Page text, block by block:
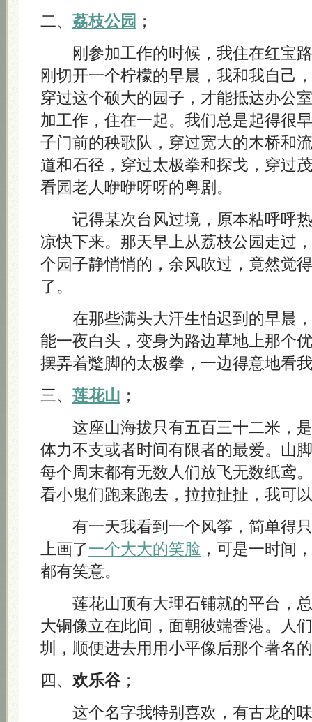
二、 荔枝公园 ；
刚参加工作的时候，我住在红宝路
刚切开一个柠檬的早晨，我和我自己
穿过这个硕大的园子，才能抵达办公
加工作，住在一起。我们总是起得很
子门前的秧歌队，穿过宽大的木桥和
道和石径，穿过太极拳和探戈，穿过
看园老人咿咿呀呀的粤剧。
记得某次台风过境，原本粘呼呼热
凉快下来。那天早上从荔枝公园走过
个园子静悄悄的，余风吹过，竟然觉
了。
在那些满头大汗生怕迟到的早晨，
能一夜白头，变身为路边草地上那个
摆弄着蹩脚的太极拳，一边得意地看
三、 莲花山 ；
这座山海拔只有五百三十二米，是
体力不支或者时间有限者的最爱。山
每个周末都有无数人们放飞无数纸鸢
看小鬼们跑来跑去，拉拉扯扯，我可
有一天我看到一个风筝，简单得只
上画了一个大大的笑脸 ，可是一时间
都有笑意。
莲花山顶有大理石铺就的平台，总
大铜像立在此间，面朝彼端香港。人
圳，顺便进去用用小平像后那个著名
四、 欢乐谷；
这个名字我特别喜欢，有古龙的